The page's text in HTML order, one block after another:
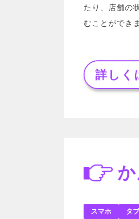
たり、店舗の
むことができ
詳しく
スマホ タ